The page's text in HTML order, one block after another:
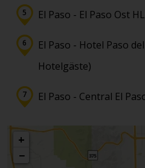
El Paso - El Paso Ost
El Paso - Hotel Paso
Hotelgäste)
El Paso - Central El
+
−